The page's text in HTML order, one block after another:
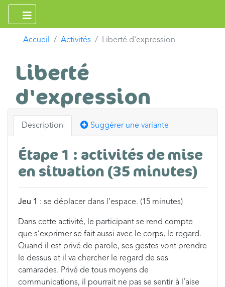
Accueil Activités Liberté d'expression
Liberté
d'expression
Description Suggérer une variante
Étape 1 : activités de mise
en situation (35 minutes)
Jeu 1 : se déplacer dans l’espace. (15 minutes)
Dans cette activité, le participant se rend compte
que s’exprimer se fait aussi avec le corps, le regard.
Quand il est privé de parole, ses gestes vont prendre
le dessus et il va chercher le regard de ses
camarades. Privé de tous moyens de
communications, il pourrait ne pas se sentir à l’aise